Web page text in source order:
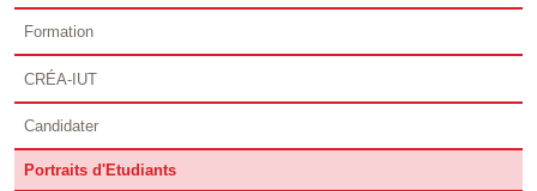
Formation
CRÉA-IUT
Candidater
Portraits d'Etudiants